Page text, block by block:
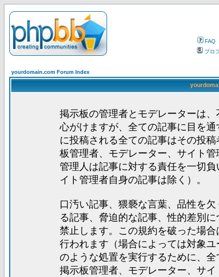
FAQ
プロ
yourdomain.com Forum Index
掲示板の管理者とモデレーターは
心がけますが、全ての記事に目を
に投稿される全ての記事はその投
板管理者、モデレーター、サイト
管理人は記事に対する責任を一切
イト管理者自身の記事は除く）。
口汚い記事、猥褻な言葉、品性を
る記事、脅迫的な記事、性的差別
禁止します。この規約を破った場
行われます（場合によっては対象
のような処置を実行するために、
掲示板管理者、モデレーター、サ